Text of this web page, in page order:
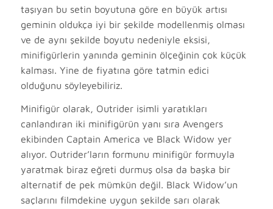
taşıyan bu setin boyutuna göre en büyük artısı
geminin oldukça iyi bir şekilde modellenmiş olması
ve de aynı şekilde boyutu nedeniyle eksisi,
minifigürlerin yanında geminin ölçeğinin çok küçük
kalması. Yine de fiyatına göre tatmin edici
olduğunu söyleyebiliriz.
Minifigür olarak, Outrider isimli yaratıkları
canlandıran iki minifigürün yanı sıra Avengers
ekibinden Captain America ve Black Widow yer
alıyor. Outrider’ların formunu minifigür formuyla
yaratmak biraz eğreti durmuş olsa da başka bir
alternatif de pek mümkün değil. Black Widow’un
saçlarını filmdekine uygun şekilde sarı olarak